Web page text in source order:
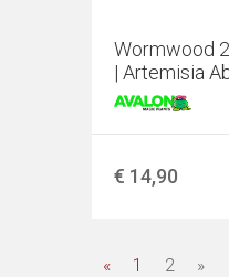
Wormwood
| Artemisia
€ 14,90
« 1 2 »